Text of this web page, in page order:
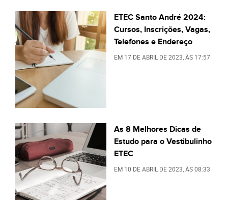
ETEC Santo André 2024:
Cursos, Inscrições, Vagas,
Telefones e Endereço
EM 17 DE ABRIL DE 2023 , ÀS 17:57
As 8 Melhores Dicas de
Estudo para o Vestibulinho
ETEC
EM 10 DE ABRIL DE 2023 , ÀS08:33